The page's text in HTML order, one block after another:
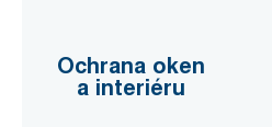
Ochrana oken
a interiéru